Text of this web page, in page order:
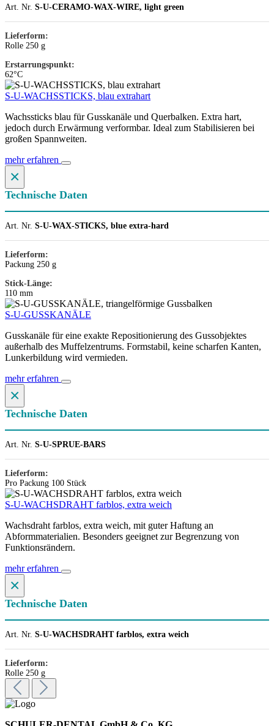
Art. Nr. S-U-CERAMO-WAX-WIRE, light green
Lieferform:
Rolle 250 g
Erstarrungspunkt:
62°C
S-U-WACHSSTICKS, blau extrahart
Wachssticks blau für Gusskanäle und Querbalken. Extra hart,
jedoch durch Erwärmung verformbar. Ideal zum Stabilisieren bei
großen Spannweiten.
mehr erfahren
×
Technische Daten
Art. Nr. S-U-WAX-STICKS, blue extra-hard
Lieferform:
Packung 250 g
Stick-Länge:
110 mm
S-U-GUSSKANÄLE
Gusskanäle für eine exakte Repositionierung des Gussobjektes
außerhalb des Muffelzentrums. Formstabil, keine scharfen Kanten,
Lunkerbildung wird vermieden.
mehr erfahren
×
Technische Daten
Art. Nr. S-U-SPRUE-BARS
Lieferform:
Pro Packung 100 Stück
S-U-WACHSDRAHT farblos, extra weich
Wachsdraht farblos, extra weich, mit guter Haftung an
Abformmaterialien. Besonders geeignet zur Begrenzung von
Funktionsrändern.
mehr erfahren
×
Technische Daten
Art. Nr. S-U-WACHSDRAHT farblos, extra weich
Lieferform:
Rolle 250 g